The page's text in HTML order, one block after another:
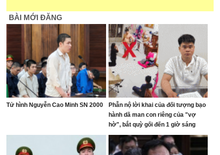
BÀI MỚI ĐĂNG
Tử hình Nguyễn Cao Minh SN 2000
Phẫn nộ lời khai của đối tượng bạo
hành dã man con riêng của "vợ
hờ", bắt quỳ gối đến 1 giờ sáng